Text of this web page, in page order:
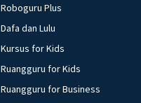
Roboguru Plus
Dafa dan Lulu
Kursus for Kids
Ruangguru for Kids
Ruangguru for Business